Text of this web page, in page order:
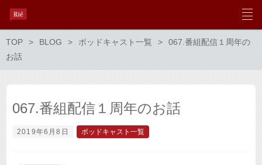
TOP BLOG ポッドキャスト一覧
067.番組配信１周年の
お話
067.番組配信１周年のお話
2019年6月8日 ポッドキャスト一覧